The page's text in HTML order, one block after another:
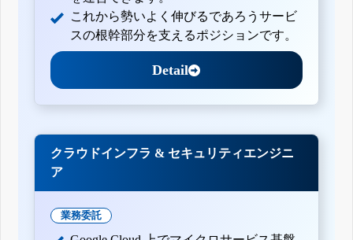
これから勢いよく伸びるであろうサービ
スの根幹部分を支えるポジションです。
Detail
クラウドインフラ & セキュリティエンジニ
ア
業務委託